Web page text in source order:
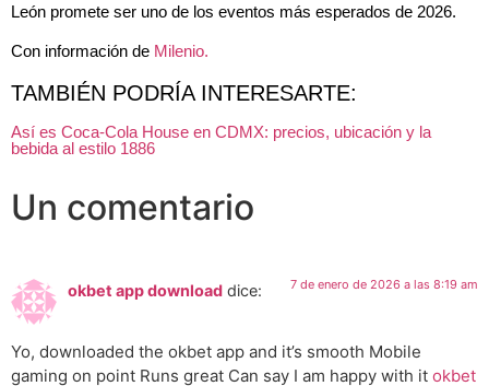
León promete ser uno de los eventos más esperados de 2026.
Con información de Milenio.
TAMBIÉN PODRÍA INTERESARTE:
Así es Coca-Cola House en CDMX: precios, ubicación y la
bebida al estilo 1886
Un comentario
okbet app download dice: 7 de enero de 2026 a las 8:19 am
Yo, downloaded the okbet app and it’s smooth Mobile
gaming on point Runs great Can say I am happy with it okbet